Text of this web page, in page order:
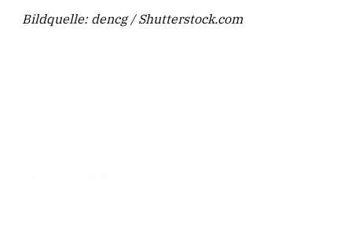
Bildquelle: dencg / Shutterstock.com